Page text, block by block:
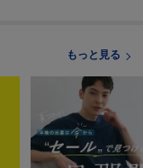
もっと見る